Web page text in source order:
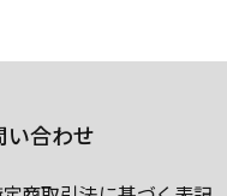
い合わせ